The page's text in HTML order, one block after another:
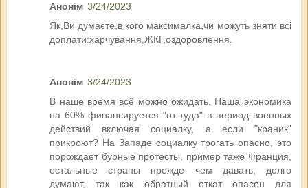
Анонім 3/24/2023
Як,Ви думаєте,в кого максималка,чи можуть зняти всі
доплати:харчування,ЖКГ,оздоровлення.
Анонім 3/24/2023
В наше время всё можно ожидать. Наша экономика
на 60% финансируется "от туда" в период военных
действий включая социалку, а если "краник"
прикроют? На Западе социалку трогать опасно, это
порождает бурные протесты, пример таже Франция,
остальные страны прежде чем давать, долго
думают, так как обратный откат опасен для